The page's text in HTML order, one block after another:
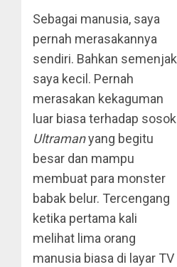
Sebagai manusia, saya
pernah merasakannya
sendiri. Bahkan semenjak
saya kecil. Pernah
merasakan kekaguman
luar biasa terhadap sosok
Ultramanyang begitu
besar dan mampu
membuat para monster
babak belur. Tercengang
ketika pertama kali
melihat lima orang
manusia biasa di layar TV